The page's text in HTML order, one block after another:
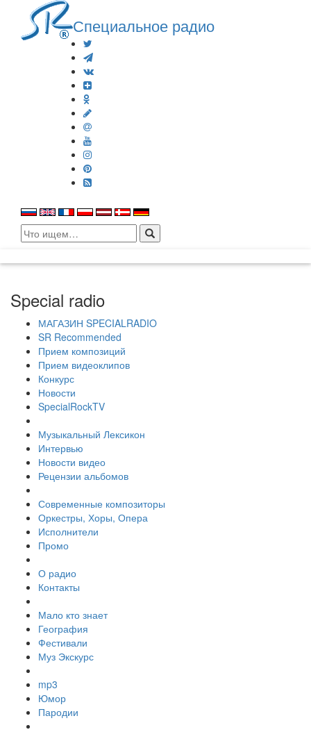
Специальное радио
Search
for:
Special radio
МАГАЗИН SPECIALRADIO
SR Recommended
Прием композиций
Прием видеоклипов
Конкурс
Новости
SpecialRockTV
Музыкальный Лексикон
Интервью
Новости видео
Рецензии альбомов
Современные композиторы
Оркестры, Хоры, Опера
Исполнители
Промо
О радио
Контакты
Мало кто знает
География
Фестивали
Муз Экскурс
mp3
Юмор
Пародии